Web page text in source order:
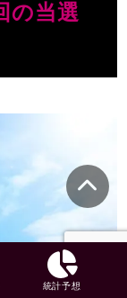
統計予想
の当選